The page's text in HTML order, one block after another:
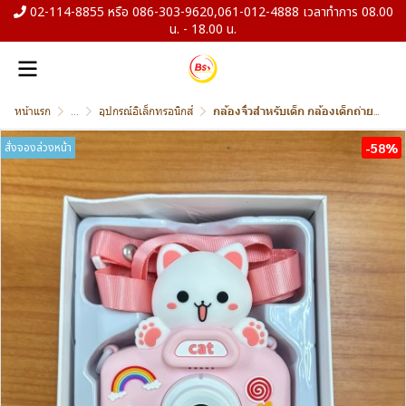
02-114-8855 หรือ 086-303-9620,061-012-4888 เวลาทำการ 08.00
น. - 18.00 น.
หน้าแรก ... อุปกรณ์อิเล็กทรอนิกส์ กล้องจิ๋วสำหรับเด็ก กล้องเด็กถ่ายรูปได้จริง ของเล่นเด็ก อัดวิดีโอชัด 1080p กล้องดิจิตอล
สั่งจองล่วงหน้า -58%